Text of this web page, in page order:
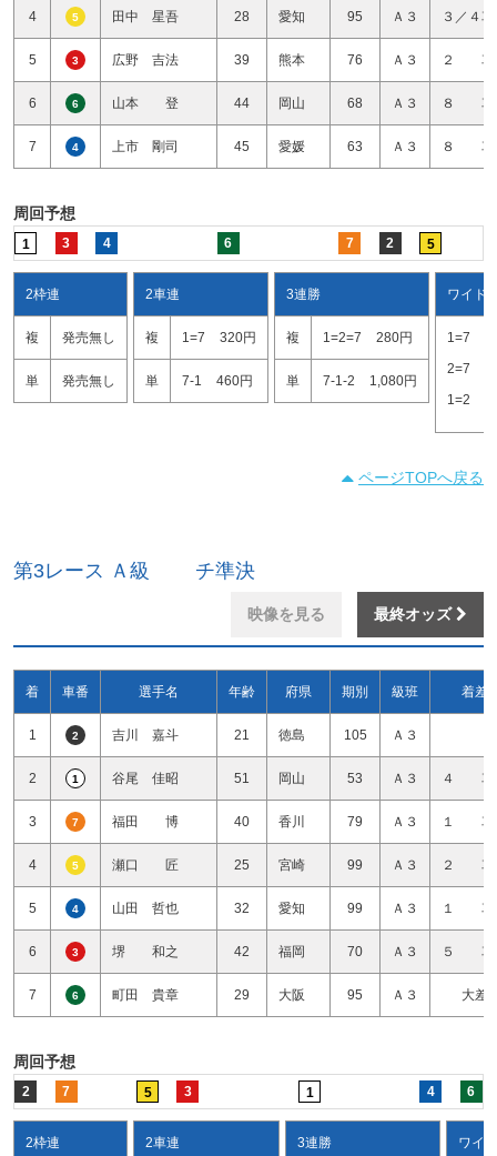
4 5 田中 星吾 28 愛知 95 Ａ３ ３／４
5 3 広野 吉法 39 熊本 76 Ａ３ ２ 車
6 6 山本 登 44 岡山 68 Ａ３ ８ 車
7 4 上市 剛司 45 愛媛 63 Ａ３ ８ 車
周回予想
1 3 4 6 7 2 5
2枠連
複 発売無し
単 発売無し
2車連
複 1=7 320円
単 7-1 460円
3連勝
複 1=2=7 280円
単 7-1-2 1,080円
ワイド
1=7
2=7
1=2
ページTOPへ戻る
第3レース Ａ級 チ準決
映像を見る 最終オッズ
着 車番 選手名 年齢 府県 期別 級班 着差
1 2 吉川 嘉斗 21 徳島 105 Ａ３
2 1 谷尾 佳昭 51 岡山 53 Ａ３ ４ 車
3 7 福田 博 40 香川 79 Ａ３ １ 車
4 5 瀬口 匠 25 宮崎 99 Ａ３ ２ 車
5 4 山田 哲也 32 愛知 99 Ａ３ １ 車
6 3 堺 和之 42 福岡 70 Ａ３ ５ 車
7 6 町田 貴章 29 大阪 95 Ａ３ 大差
周回予想
2 7 5 3 1 4 6
2枠連 2車連 3連勝 ワイド